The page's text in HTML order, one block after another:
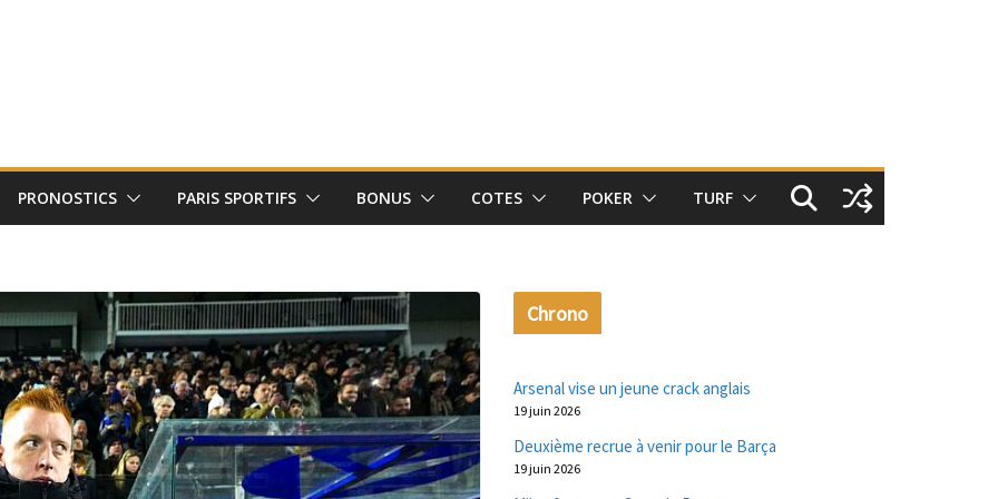
PRONOSTICS PARIS SPORTIFS BONUS COTES POKER TURF
Chrono
Arsenal vise un jeune crack anglais
19 juin 2026
Deuxième recrue à venir pour le Barça
19 juin 2026